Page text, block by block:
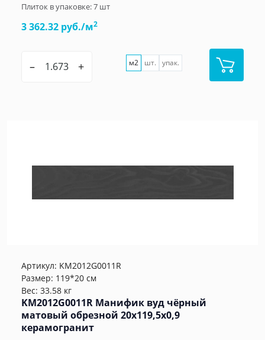
Плиток в упаковке:7 шт
3 362.32 руб./м2
– + м2 шт. упак.
Артикул: KM2012G0011R
Размер: 119*20 см
Вес: 33.58 кг
KM2012G0011R Манифик вуд чёрный
матовый обрезной 20x119,5x0,9
керамогранит